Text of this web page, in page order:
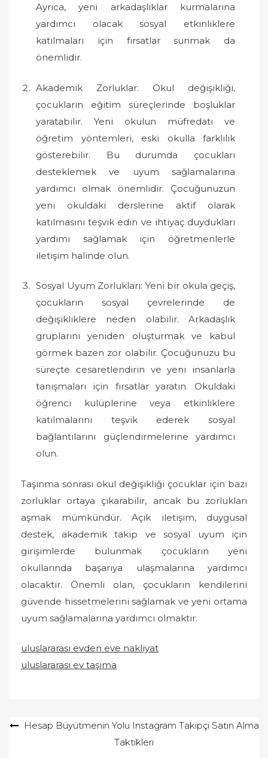
Ayrıca, yeni arkadaşlıklar kurmalarına
yardımcı olacak sosyal etkinliklere
katılmaları için fırsatlar sunmak da
önemlidir.
Akademik Zorluklar: Okul değişikliği,
çocukların eğitim süreçlerinde boşluklar
yaratabilir. Yeni okulun müfredatı ve
öğretim yöntemleri, eski okulla farklılık
gösterebilir. Bu durumda çocukları
desteklemek ve uyum sağlamalarına
yardımcı olmak önemlidir. Çocuğunuzun
yeni okuldaki derslerine aktif olarak
katılmasını teşvik edin ve ihtiyaç duydukları
yardımı sağlamak için öğretmenlerle
iletişim halinde olun.
Sosyal Uyum Zorlukları: Yeni bir okula geçiş,
çocukların sosyal çevrelerinde de
değişikliklere neden olabilir. Arkadaşlık
gruplarını yeniden oluşturmak ve kabul
görmek bazen zor olabilir. Çocuğunuzu bu
süreçte cesaretlendirin ve yeni insanlarla
tanışmaları için fırsatlar yaratın. Okuldaki
öğrenci kulüplerine veya etkinliklere
katılmalarını teşvik ederek sosyal
bağlantılarını güçlendirmelerine yardımcı
olun.
Taşınma sonrası okul değişikliği çocuklar için bazı
zorluklar ortaya çıkarabilir, ancak bu zorlukları
aşmak mümkündür. Açık iletişim, duygusal
destek, akademik takip ve sosyal uyum için
girişimlerde bulunmak çocukların yeni
okullarında başarıya ulaşmalarına yardımcı
olacaktır. Önemli olan, çocukların kendilerini
güvende hissetmelerini sağlamak ve yeni ortama
uyum sağlamalarına yardımcı olmaktır.
uluslararası evden eve nakliyat
uluslararası ev taşıma
YazıHesap Büyütmenin Yolu Instagram Takipçi Satın Alma
Taktikleri